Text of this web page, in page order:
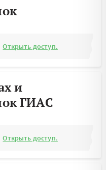
Открыть доступ.
и
ГИАС
Открыть доступ.